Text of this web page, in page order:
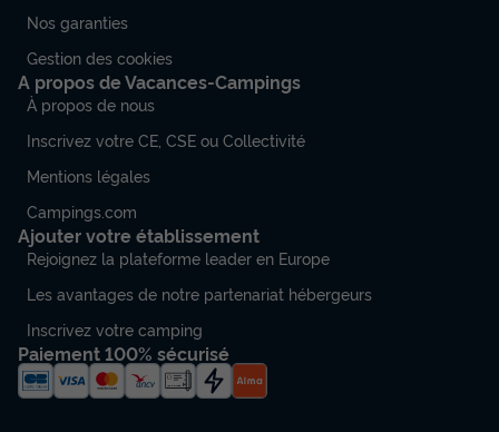
Nos garanties
Gestion des cookies
A propos de Vacances-Campings
À propos de nous
Inscrivez votre CE, CSE ou Collectivité
Mentions légales
Campings.com
Ajouter votre établissement
Rejoignez la plateforme leader en Europe
Les avantages de notre partenariat hébergeurs
Inscrivez votre camping
Paiement 100% sécurisé